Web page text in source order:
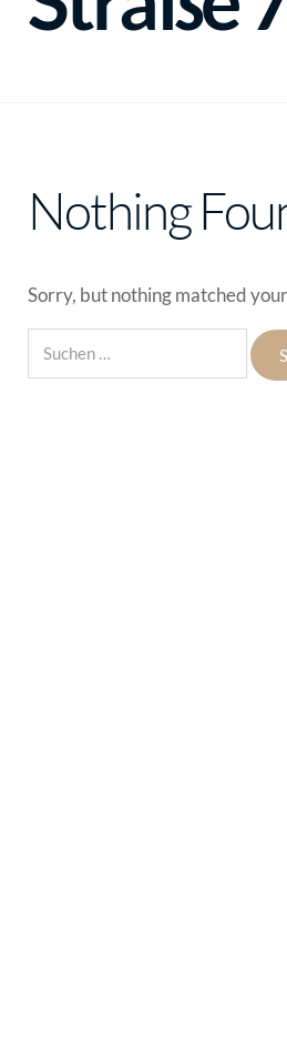
Nothing
Sorry, but nothing matched